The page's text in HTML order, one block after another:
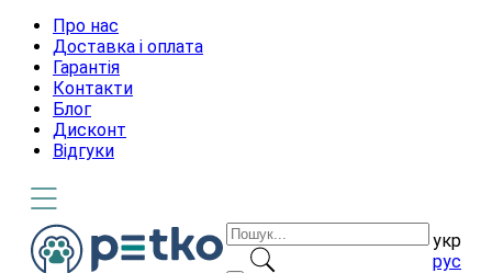
Про нас
Доставка і оплата
Гарантія
Контакти
Блог
Дисконт
Відгуки
укр
рус